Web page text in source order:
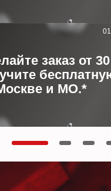
заказ от
и МО.*